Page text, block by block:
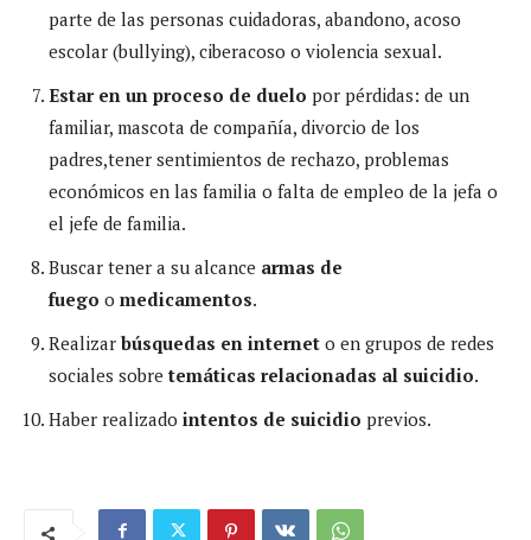
parte de las personas cuidadoras, abandono, acoso
escolar (bullying), ciberacoso o violencia sexual.
Estar en un proceso de duelo por pérdidas: de un
familiar, mascota de compañía, divorcio de los
padres,tener sentimientos de rechazo, problemas
económicos en las familia o falta de empleo de la jefa o
el jefe de familia.
Buscar tener a su alcance armas de
fuego o medicamentos.
Realizar búsquedas en internet o en grupos de redes
sociales sobretemáticas relacionadas al suicidio.
Haber realizado intentos de suicidio previos.